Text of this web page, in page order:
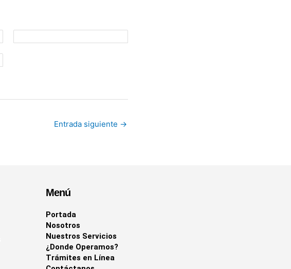
Entrada siguiente →
Menú
Portada
Nosotros
Nuestros Servicios
¿Donde Operamos?
Trámites en Línea